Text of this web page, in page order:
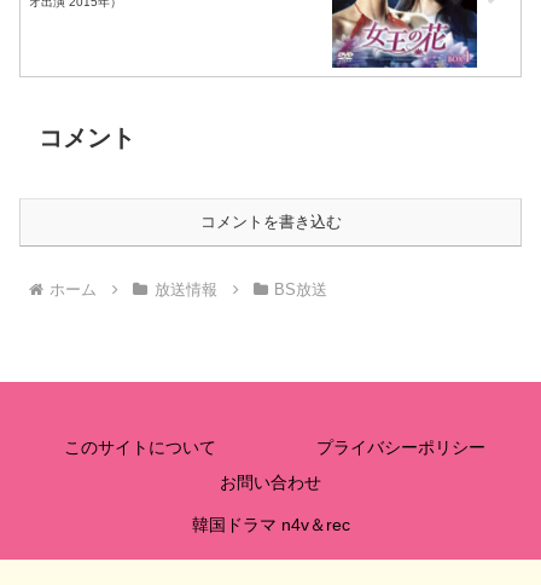
コメント
コメントを書き込む
ホーム 放送情報 BS放送
このサイトについて
プライバシーポリシー
お問い合わせ
韓国ドラマ n4v＆rec